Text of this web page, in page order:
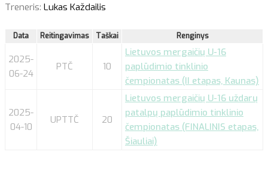
Treneris: Lukas Každailis
Data Reitingavimas Taškai Renginys
2025-
06-24
PTČ 10
Lietuvos mergaičių U-16
paplūdimio tinklinio
čempionatas (II etapas, Kaunas)
2025-
04-10
UPTTČ 20
Lietuvos mergaičių U-16 uždarų
patalpų paplūdimio tinklinio
čempionatas (FINALINIS etapas,
Šiauliai)